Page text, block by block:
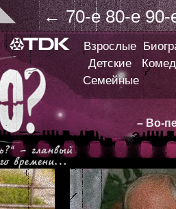
← 70-е 80-е 90-
Взрослые
Детские
Семейные
– Во-